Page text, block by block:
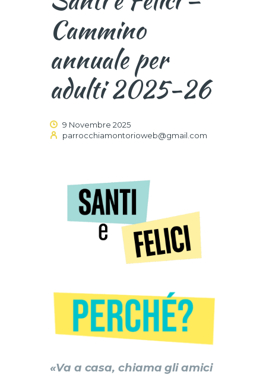
Cammino
annuale per
adulti 2025-26
9 Novembre 2025
parrocchiamontorioweb@gmail.com
«Va a casa, chiama gli amici